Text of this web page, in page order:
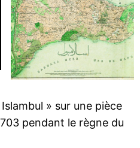
» sur une pièce
pendant le règne du